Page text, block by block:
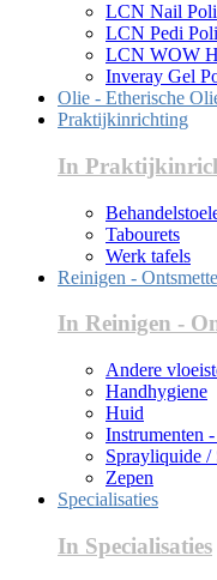
LCN Nail
LCN Pedi
LCN WOW
Inveray Gel
Olie - Etherische
Praktijkinrichting
In
Tabourets
Werk tafels
Reinigen -
In Reinigen -
Andere
Handhygiene
Huid
Instrumenten
Sprayliquide /
Zepen
Specialisaties
In Specialisaties